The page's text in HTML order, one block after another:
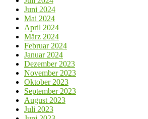
Juni 2024
Mai 2024
April 2024
März 2024
Februar 2024
Januar 2024
Dezember 2023
November 2023
Oktober 2023
September 2023
August 2023
Juli 2023